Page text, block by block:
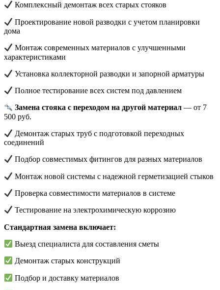
Комплексный демонтаж всех старых стояков
Проектирование новой разводки с учетом планировки
дома
Монтаж современных материалов с улучшенными
характеристиками
Установка коллекторной разводки и запорной арматуры
Полное тестирование всех систем под давлением
Замена стояка с переходом на другой материал — от 7
500 руб.
Демонтаж старых труб с подготовкой переходных
соединений
Подбор совместимых фитингов для разных материалов
Монтаж новой системы с надежной герметизацией стыков
Проверка совместимости материалов в системе
Тестирование на электрохимическую коррозию
Стандартная замена включает:
Выезд специалиста для составления сметы
Демонтаж старых конструкций
Подбор и доставку материалов